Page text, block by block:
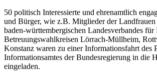
50 politisch Interessierte und ehrenamtlich
und Bürger, wie z.B. Mitglieder der
baden-württembergischen Landesverbandes für
Betreuungswahlkreisen Lörrach-Müllheim,
Konstanz waren zu einer Informationsfahrt des
Informationsamtes der Bundesregierung in die
eingeladen.